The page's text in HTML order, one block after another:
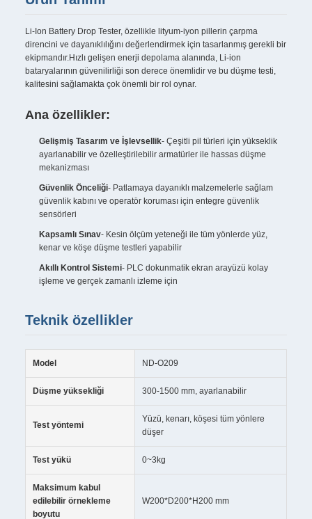
Li-Ion Battery Drop Tester, özellikle lityum-iyon pillerin çarpma
direncini ve dayanıklılığını değerlendirmek için tasarlanmış gerekli bir
ekipmandır.Hızlı gelişen enerji depolama alanında, Li-ion
bataryalarının güvenilirliği son derece önemlidir ve bu düşme testi,
kalitesini sağlamakta çok önemli bir rol oynar.
Ana özellikler:
Gelişmiş Tasarım ve İşlevsellik- Çeşitli pil türleri için yükseklik
ayarlanabilir ve özelleştirilebilir armatürler ile hassas düşme
mekanizması
Güvenlik Önceliği- Patlamaya dayanıklı malzemelerle sağlam
güvenlik kabını ve operatör koruması için entegre güvenlik
sensörleri
Kapsamlı Sınav- Kesin ölçüm yeteneği ile tüm yönlerde yüz,
kenar ve köşe düşme testleri yapabilir
Akıllı Kontrol Sistemi- PLC dokunmatik ekran arayüzü kolay
işleme ve gerçek zamanlı izleme için
Teknik özellikler
Model ND-O209
Düşme yüksekliği 300-1500 mm, ayarlanabilir
Test yöntemi
Yüzü, kenarı, köşesi tüm yönlere
düşer
Test yükü 0~3kg
Maksimum kabul
edilebilir örnekleme
boyutu
W200*D200*H200 mm